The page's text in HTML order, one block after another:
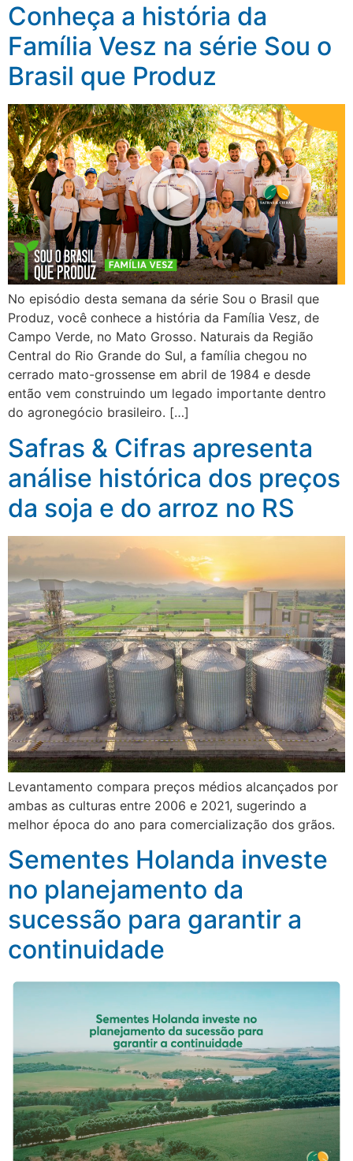
Conheça a história da
Família Vesz na série Sou o
Brasil que Produz
No episódio desta semana da série Sou o Brasil que
Produz, você conhece a história da Família Vesz, de
Campo Verde, no Mato Grosso. Naturais da Região
Central do Rio Grande do Sul, a família chegou no
cerrado mato-grossense em abril de 1984 e desde
então vem construindo um legado importante dentro
do agronegócio brasileiro. […]
Safras & Cifras apresenta
análise histórica dos preços
da soja e do arroz no RS
Levantamento compara preços médios alcançados por
ambas as culturas entre 2006 e 2021, sugerindo a
melhor época do ano para comercialização dos grãos.
Sementes Holanda investe
no planejamento da
sucessão para garantir a
continuidade